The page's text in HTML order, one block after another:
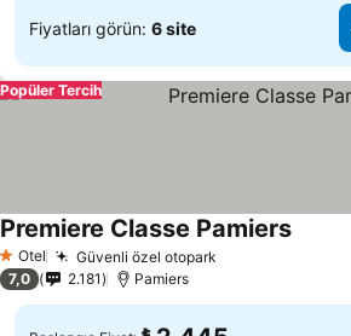
Fiyatları görün: 6 site
Popüler Tercih
1 Yıldız
Otel Güvenli özel otopark
Premiere Classe Pamiers
7,0 2.181 Pamiers